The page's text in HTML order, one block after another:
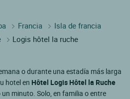
Francia
Isla de francia
Logis hôtel la ruche
o durante una estadía más larga
hotel en Hôtel Logis Hôtel la Ruche
minuto. Solo, en familia o entre